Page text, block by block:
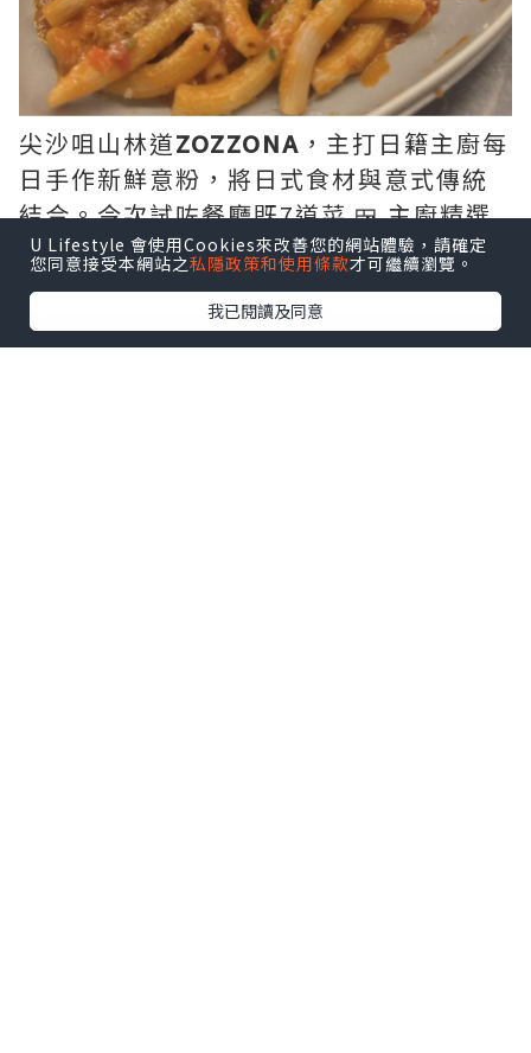
U Lifestyle 會使用Cookies來改善您的網站體驗，請確定
您同意接受本網站之私隱政策和使用條款才可繼續瀏覽。
我已閱讀及同意
尖沙咀山林道ZOZZONA ，主打日籍主廚每
日手作新鮮意粉，將日式食材與意式傳統
結合。今次試咗餐廳既7道菜 🍱 主廚精選
套餐 (Omakase Menu) $458/person。